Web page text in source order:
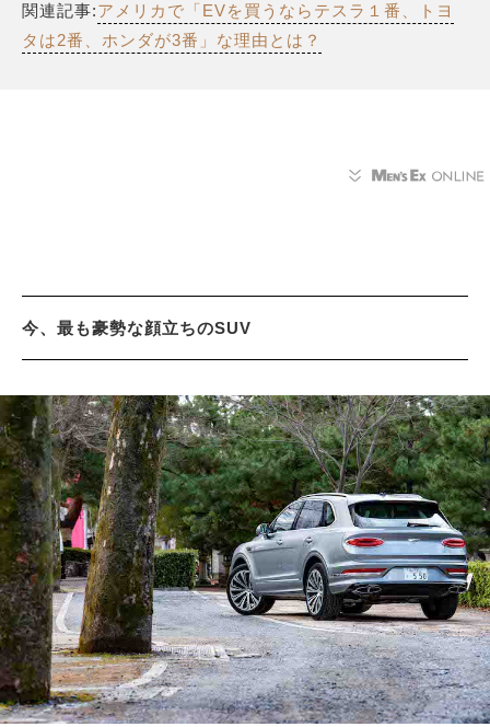
関連記事:アメリカで「EVを買うならテスラ１番、トヨ
タは2番、ホンダが3番」な理由とは？
今、最も豪勢な顔立ちのSUV